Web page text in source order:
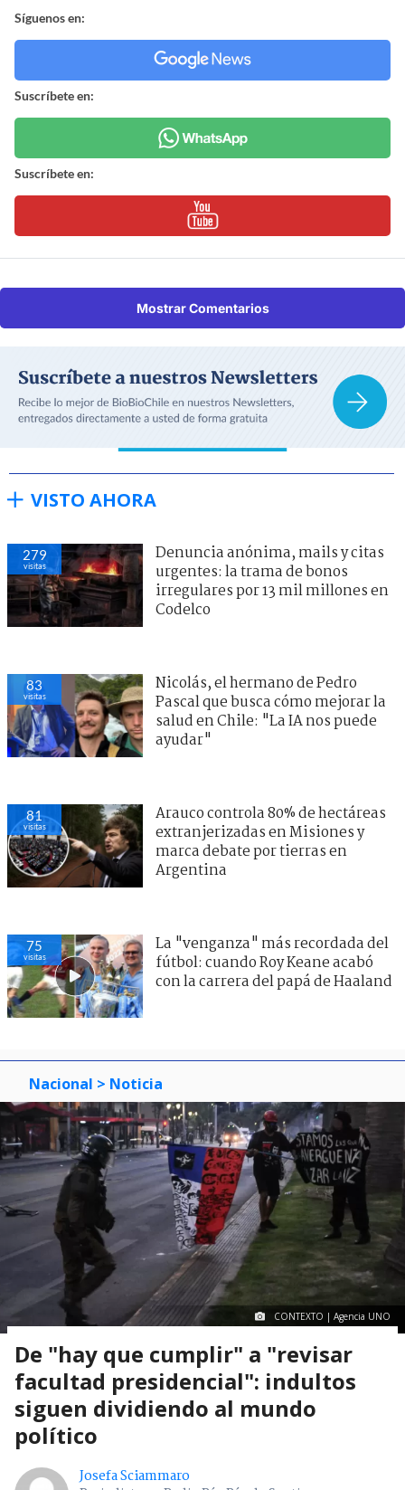
Síguenos en:
Suscríbete en:
Suscríbete en:
Mostrar Comentarios
VISTO AHORA
279
visitas
Denuncia anónima, mails y citas
urgentes: la trama de bonos
irregulares por 13 mil millones en
Codelco
83
visitas
Nicolás, el hermano de Pedro
Pascal que busca cómo mejorar la
salud en Chile: "La IA nos puede
ayudar"
81
visitas
Arauco controla 80% de hectáreas
extranjerizadas en Misiones y
marca debate por tierras en
Argentina
75
visitas
La "venganza" más recordada del
fútbol: cuando Roy Keane acabó
con la carrera del papá de Haaland
Nacional > Noticia
CONTEXTO | Agencia UNO
De "hay que cumplir" a "revisar
facultad presidencial": indultos
siguen dividiendo al mundo
político
Josefa Sciammaro